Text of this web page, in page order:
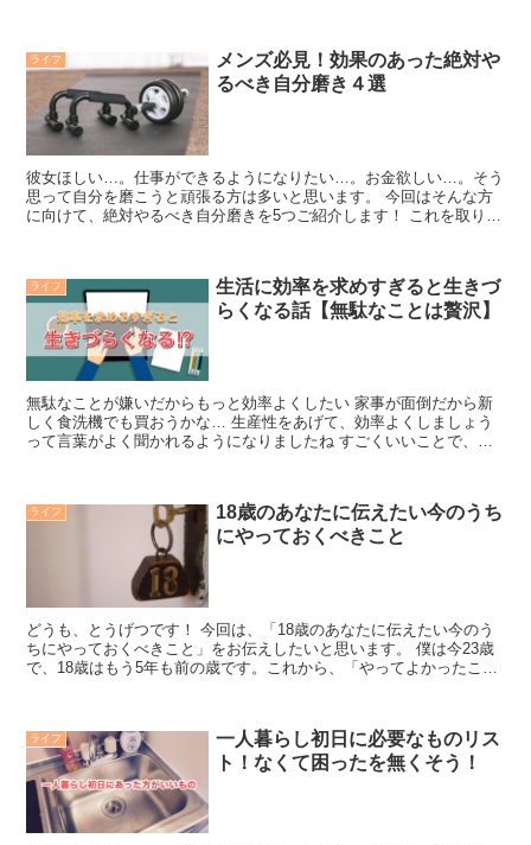
ライフ
メンズ必見！効果のあった絶対や
るべき自分磨き４選
彼女ほしい…。仕事ができるようになりたい…。お金欲しい…。そう
思って自分を磨こうと頑張る方は多いと思います。 今回はそんな方
に向けて、絶対やるべき自分磨きを5つご紹介します！ これを取り入
ライフ
生活に効率を求めすぎると生きづ
らくなる話【無駄なことは贅沢】
無駄なことが嫌いだからもっと効率よくしたい 家事が面倒だから新
しく食洗機でも買おうかな… 生産性をあげて、効率よくしましょう
って言葉がよく聞かれるようになりましたね すごくいいことで、僕
ライフ
18歳のあなたに伝えたい今のうち
にやっておくべきこと
どうも、とうげつです！ 今回は、「18歳のあなたに伝えたい今のう
ちにやっておくべきこと」をお伝えしたいと思います。 僕は今23歳
で、18歳はもう5年も前の歳です。これから、「やってよかったこ
ライフ
一人暮らし初日に必要なものリス
ト！なくて困ったを無くそう！